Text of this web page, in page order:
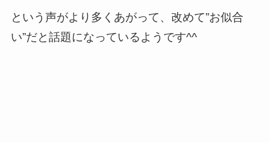
という声がより多くあがって、改めて”お似合
い”だと話題になっているようです^^